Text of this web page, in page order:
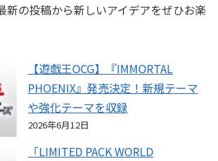
新の投稿から新しいアイデアをぜひお楽
【遊戯王OCG】『IMMORTAL
PHOENIX』発売決定！新規テーマ
や強化テーマを収録
2026年6月12日
「LIMITED PACK WORLD